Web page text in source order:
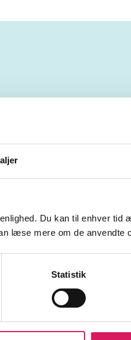
Du kan til enhver
læse mere om de anvendte
Statistik